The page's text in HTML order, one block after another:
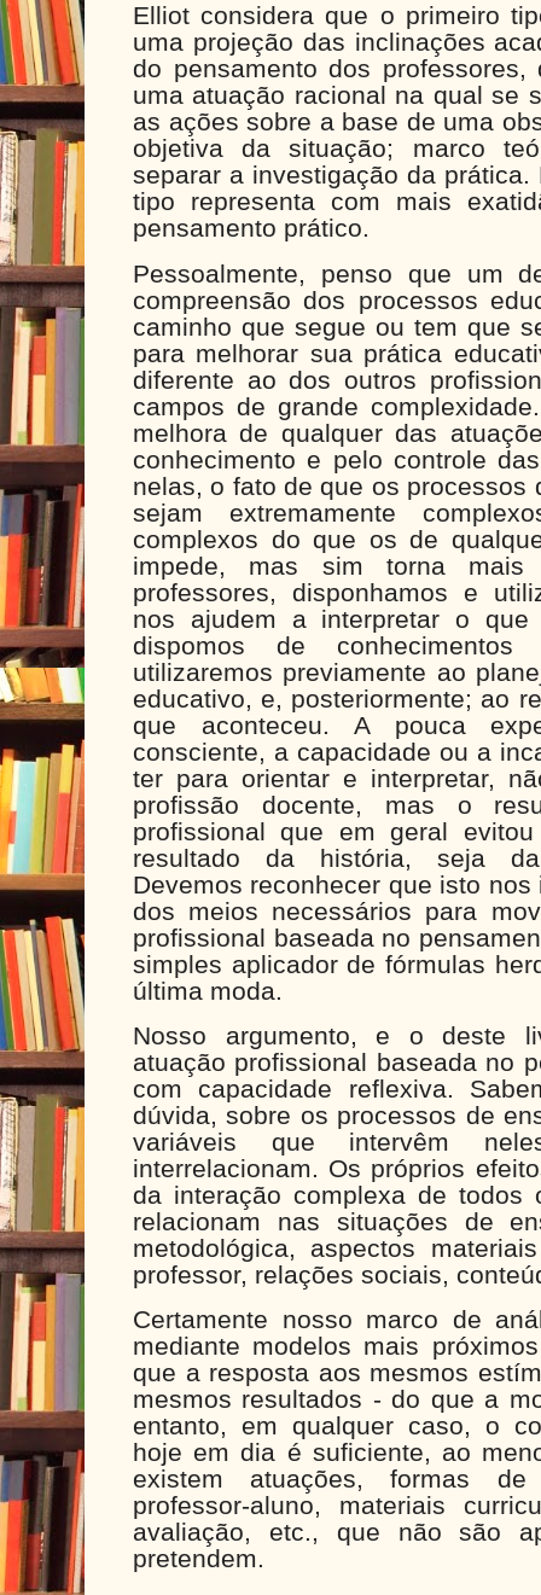
Elliot considera que o primeiro
uma projeção das inclinações
do pensamento dos
uma atuação racional na qual se
as ações sobre a base de uma
objetiva da situação; marco
separar a investigação da
tipo representa com mais
pensamento prático.
Pessoalmente, penso que um
compreensão dos processos
caminho que segue ou tem que
para melhorar sua prática
diferente ao dos outros
campos de grande
melhora de qualquer das
conhecimento e pelo controle
nelas, o fato de que os processos
sejam extremamente
complexos do que os de
impede, mas sim torna mais
professores, disponhamos e
nos ajudem a interpretar o
dispomos de
utilizaremos previamente ao
educativo, e, posteriormente; ao
que aconteceu. A pouca
consciente, a capacidade ou a
ter para orientar e interpretar,
profissão docente, mas o
profissional que em geral
resultado da história, seja
Devemos reconhecer que isto
dos meios necessários para
profissional baseada no
simples aplicador de fórmulas
última moda.
Nosso argumento, e o deste
atuação profissional baseada no
com capacidade reflexiva.
dúvida, sobre os processos de
variáveis que intervêm
interrelacionam. Os próprios
da interação complexa de todos
relacionam nas situações de
metodológica, aspectos
professor, relações sociais,
Certamente nosso marco de
mediante modelos mais
que a resposta aos mesmos
mesmos resultados - do que a
entanto, em qualquer caso, o
hoje em dia é suficiente, ao
existem atuações, formas de
professor-aluno, materiais
avaliação, etc., que não são
pretendem.